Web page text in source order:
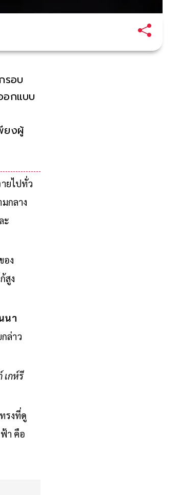
รอบ
อกแบบ
ยงผู้
ยไปทั่ว
กลาง
ะ
อง
สูง
นา
กล่าว
เกห์รี
รงที่ดู
า คือ